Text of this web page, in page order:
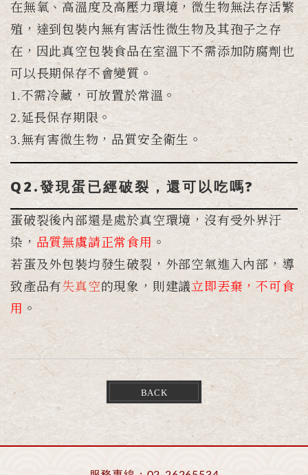
在無氧、高溫度及高壓力環境，微生物無法存活繁
殖，達到包裝內無有害活性微生物及其孢子之存
在，因此真空包裝食品在室溫下不需添加防腐劑也
可以長期保存不會變質。
1.不需冷藏，可放置於常溫。
2.延長保存期限。
3.無有害微生物，品質安全衛生。
Q2.發現蛋已經破裂，還可以吃嗎?
蛋破裂後內部還是處於真空環境，沒有受外界汙
染， 品質無虞請正常食用 。
若蛋及外包裝均發生破裂，外部空氣進入內部，導
致產品有失真空的現象，則建議立即丟棄，不可食
用 。
BACK